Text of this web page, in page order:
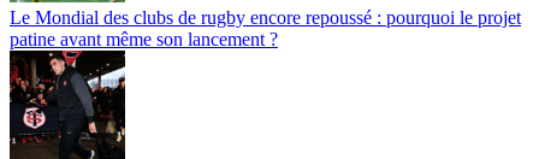
Le Mondial des clubs de rugby encore repoussé : pourquoi le projet
patine avant même son lancement ?